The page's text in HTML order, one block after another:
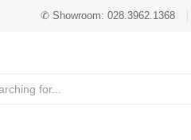
✆ Showroom: 028.3962.1368